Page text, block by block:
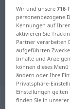
Deutsch-
Wir und unsere716-
personenbezogene
Kennungen auf
aktivieren Sie
Partner verarbeiten
aufgeführten
Inhalte und
können dieses
ändern oder Ihre
Privatsphäre-
Einstellungen
finden Sie in